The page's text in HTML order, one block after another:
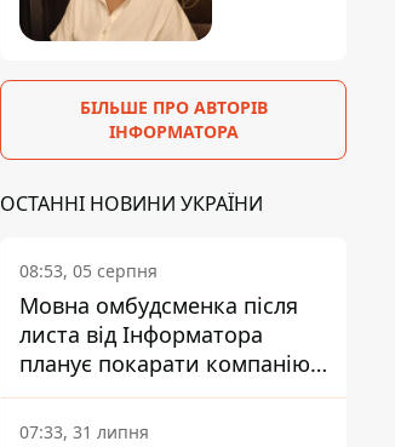
БІЛЬШЕ ПРО АВТОРІВ
ІНФОРМАТОРА
ОСТАННІ НОВИНИ УКРАЇНИ
08:53, 05 серпня
Мовна омбудсменка після
листа від Інформатора
планує покарати компанію-
підрядника ПриватБанку
07:33, 31 липня